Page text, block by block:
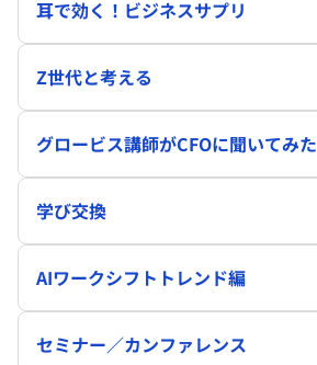
耳で効く！ビジネスサプリ
Z世代と考える
グロービス講師がCFOに聞いてみた
学び交換
AIワークシフトトレンド編
セミナー／カンファレンス